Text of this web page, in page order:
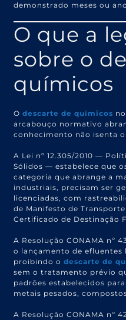
demonstrado meses ou
O que a
sobre o
químicos
Odescarte de químicos
arcabouço normativo
conhecimento não isenta
A Lei nº 12.305/2010 —
Sólidos — estabelece que
categoria que abrange a
industriais, precisam ser
licenciadas, com
de Manifesto de Transporte
Certificado de Destinação
A Resolução CONAMA nº
o lançamento de efluentes
proibindo odescarte de
sem o tratamento prévio
padrões estabelecidos
metais pesados,
A Resolução CONAMA nº